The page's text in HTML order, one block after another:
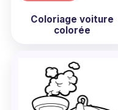
Coloriage voiture
colorée